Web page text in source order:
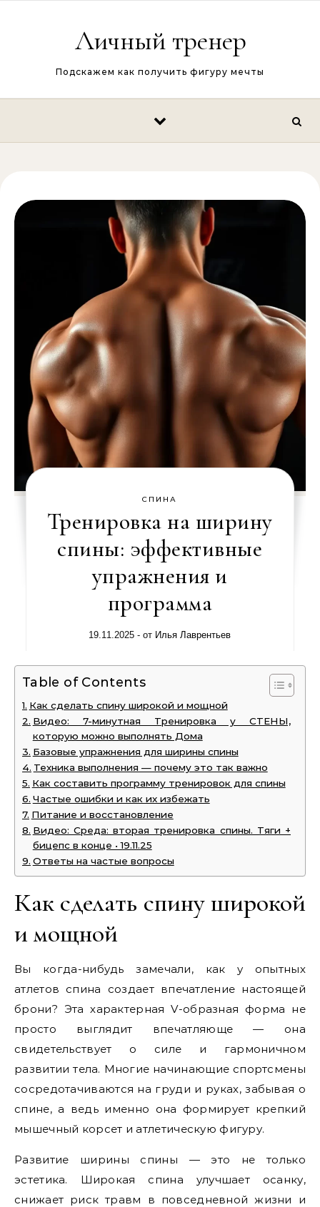
Личный тренер
Подскажем как получить фигуру мечты
СПИНА
Тренировка на ширину
спины: эффективные
упражнения и
программа
19.11.2025 - от Илья Лаврентьев
Table of Contents
Как сделать спину широкой и мощной
Видео: 7-минутная Тренировка у СТЕНЫ,
которую можно выполнять Дома
Базовые упражнения для ширины спины
Техника выполнения — почему это так важно
Как составить программу тренировок для спины
Частые ошибки и как их избежать
Питание и восстановление
Видео: Среда: вторая тренировка спины. Тяги +
бицепс в конце • 19.11.25
Ответы на частые вопросы
Как сделать спину широкой
и мощной
Вы когда-нибудь замечали, как у опытных
атлетов спина создает впечатление настоящей
брони? Эта характерная V-образная форма не
просто выглядит впечатляюще — она
свидетельствует о силе и гармоничном
развитии тела. Многие начинающие спортсмены
сосредотачиваются на груди и руках, забывая о
спине, а ведь именно она формирует крепкий
мышечный корсет и атлетическую фигуру.
Развитие ширины спины — это не только
эстетика. Широкая спина улучшает осанку,
снижает риск травм в повседневной жизни и